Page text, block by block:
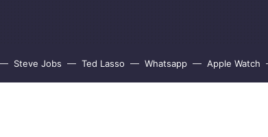
Steve Jobs Ted Lasso Whatsapp Apple Watch